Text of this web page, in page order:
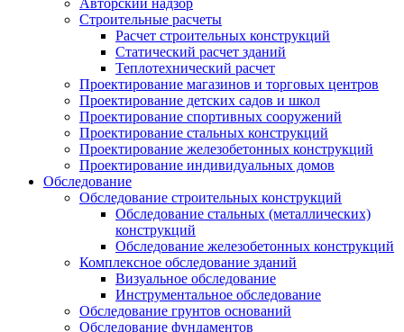
Авторский надзор
Строительные расчеты
Расчет строительных конструкций
Статический расчет зданий
Теплотехнический расчет
Проектирование магазинов и торговых центров
Проектирование детских садов и школ
Проектирование спортивных сооружений
Проектирование стальных конструкций
Проектирование железобетонных конструкций
Проектирование индивидуальных домов
Обследование
Обследование строительных конструкций
Обследование стальных (металлических)
конструкций
Обследование железобетонных конструкций
Комплексное обследование зданий
Визуальное обследование
Инструментальное обследование
Обследование грунтов оснований
Обследование фундаментов